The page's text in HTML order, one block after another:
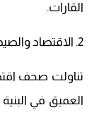
القارات.
2. الاقتصاد والصيد البحري: دينامية غير مسبوقة
العميق في